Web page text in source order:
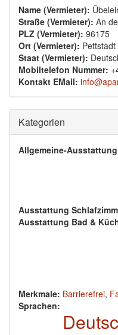
Name (Vermieter):
Straße (Vermieter): An
PLZ (Vermieter): 96175
Ort (Vermieter): Pettstadt
Staat (Vermieter):
Mobiltelefon Nummer:
Kontakt EMail:
Ausblenden
Kategorien
Allgemeine-
Ausstattung
Ausstattung Bad &
Merkmale: Barrierefrei,
Sprachen: